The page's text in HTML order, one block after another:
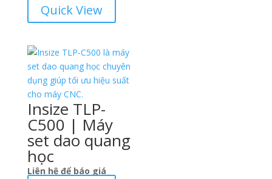
Quick View
Insize TLP-
C500 | Máy
set dao quang
học
Liên hệ để báo giá